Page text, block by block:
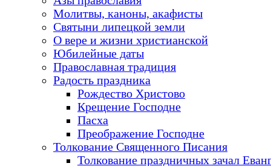
Молитвы, каноны, акафисты
Святыни липецкой земли
О вере и жизни христианской
Юбилейные даты
Православная традиция
Радость праздника
Рождество Христово
Крещение Господне
Пасха
Преображение Господне
Толкование Священного Писания
Толкование праздничных зачал